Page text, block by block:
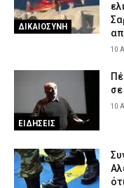
ΔΙΚΑΙΟΣΥΝΗ
10
ΕΙΔΗΣΕΙΣ
σε
10